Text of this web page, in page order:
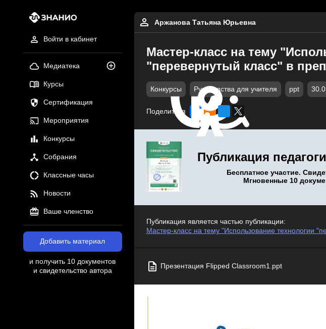
Войти в кабинет
Медиатека
Курсы
Сертификация
Мероприятия
Конкурсы
Собрания
Классные часы
Новости
Ваше членство
Добавить материал
и получить 10 документов
и свидетельство автора
Аржанова Татьяна Юрьевна
Мастер-класс на тему
"перевернутый класс" в
Конкурсы Руководства для учителя ppt
Поделиться
Публикация
Бесплатное участие.
Мгновенные 10
Публикация является частью публикации:
Мастер-класс на тему "Использование технологии
Презентация Flipped Classroom1.ppt